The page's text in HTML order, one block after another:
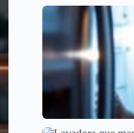
Causas del
Terminar
Cointra